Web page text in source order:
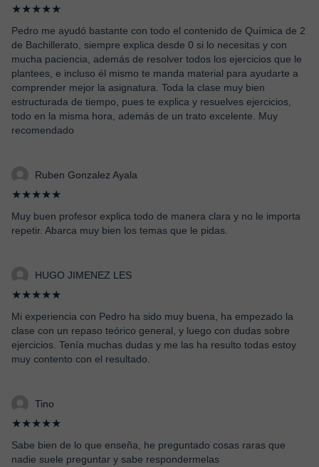
★★★★★
Pedro me ayudó bastante con todo el contenido de Química de 2
de Bachillerato, siempre explica desde 0 si lo necesitas y con
mucha paciencia, además de resolver todos los ejercicios que le
plantees, e incluso él mismo te manda material para ayudarte a
comprender mejor la asignatura. Toda la clase muy bien
estructurada de tiempo, pues te explica y resuelves ejercicios,
todo en la misma hora, además de un trato excelente. Muy
recomendado
Ruben Gonzalez Ayala
★★★★★
Muy buen profesor explica todo de manera clara y no le importa
repetir. Abarca muy bien los temas que le pidas.
HUGO JIMENEZ LES
★★★★★
Mi experiencia con Pedro ha sido muy buena, ha empezado la
clase con un repaso teórico general, y luego con dudas sobre
ejercicios. Tenía muchas dudas y me las ha resulto todas estoy
muy contento con el resultado.
Tino
★★★★★
Sabe bien de lo que enseña, he preguntado cosas raras que
nadie suele preguntar y sabe respondermelas